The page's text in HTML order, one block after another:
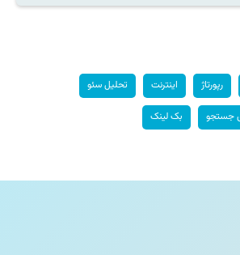
رپورتاژ اینترنت تحلیل سئو
جستجو بک لینک